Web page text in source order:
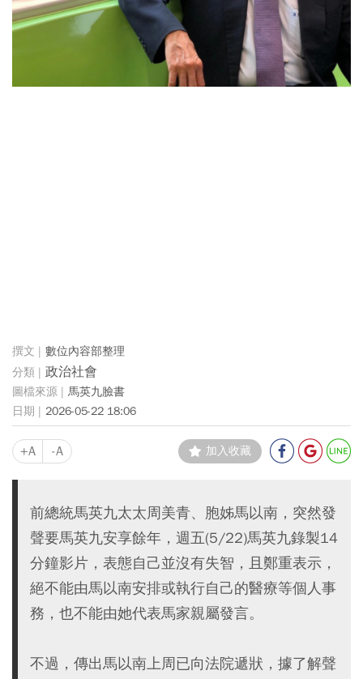
數位內容部整理
政治社會
馬英九臉書
2026-05-22 18:06
+A -A 加入收藏
前總統馬英九太太周美青、胞姊馬以南，突然發
聲要馬英九安享餘年，週五(5/22)馬英九錄製14
分鐘影片，表態自己並沒有失智，且鄭重表示，
絕不能由馬以南安排或執行自己的醫療等個人事
務，也不能由她代表馬家親屬發言。
不過，傳出馬以南上周已向法院遞狀，據了解聲